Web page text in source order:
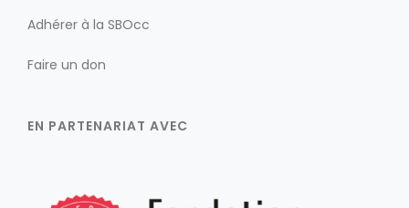
Adhérer à la SBOcc
Faire un don
EN PARTENARIAT AVEC